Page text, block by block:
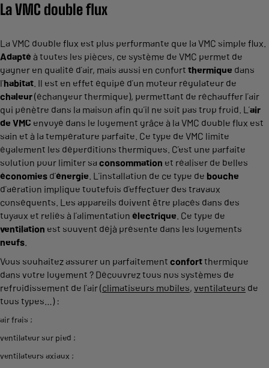
La VMC double flux
La VMC double flux est plus performante que la VMC simple flux.
Adapté à toutes les pièces, ce système de VMC permet de
gagner en qualité d’air, mais aussi en confort thermique dans
l’habitat. Il est en effet équipé d’un moteur régulateur de
chaleur(échangeur thermique), permettant de réchauffer l’air
qui pénètre dans la maison afin qu’il ne soit pas trop froid. L’air
de VMC envoyé dans le logement grâce à la VMC double flux est
sain et à la température parfaite. Ce type de VMC limite
également les déperditions thermiques. C’est une parfaite
solution pour limiter sa consommation et réaliser de belles
économies d’énergie. L’installation de ce type de bouche
d’aération implique toutefois d’effectuer des travaux
conséquents. Les appareils doivent être placés dans des
tuyaux et reliés à l’alimentation électrique. Ce type de
ventilation est souvent déjà présente dans les logements
neufs.
Vous souhaitez assurer un parfaitement confortthermique
dans votre logement ? Découvrez tous nos systèmes de
refroidissement de l’air (climatiseurs mobiles, ventilateurs de
tous types…) :
air frais ;
ventilateur sur pied ;
ventilateurs axiaux ;